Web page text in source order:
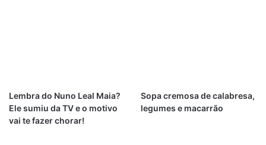
Lembra do Nuno Leal Maia?
Ele sumiu da TV e o motivo
vai te fazer chorar!
Sopa cremosa de calabresa,
legumes e macarrão